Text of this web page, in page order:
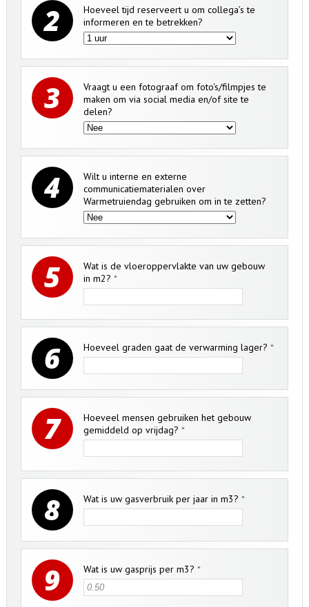
2
Hoeveel tijd reserveert u om collega’s te
informeren en te betrekken?
3
Vraagt u een fotograaf om foto's/filmpjes te
maken om via social media en/of site te
delen?
4
Wilt u interne en externe
communicatiematerialen over
Warmetruiendag gebruiken om in te zetten?
5
Wat is de vloeroppervlakte van uw gebouw
in m2? *
6 Hoeveel graden gaat de verwarming lager? *
7
Hoeveel mensen gebruiken het gebouw
gemiddeld op vrijdag? *
8 Wat is uw gasverbruik per jaar in m3? *
9 Wat is uw gasprijs per m3? *